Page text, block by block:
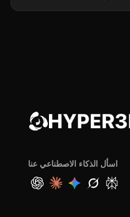
اسأل الذكاء الاصطناعي عنا